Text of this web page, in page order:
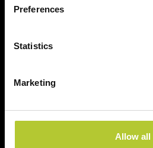
Preferences
Statistics
Marketing
Allow all
Prodotti
Sistemi finestre e portefinestre